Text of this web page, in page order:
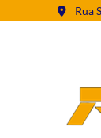
Rua